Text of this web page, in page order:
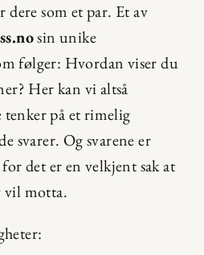
dere som et par. Et av
sin unike
følger: Hvordan viser du
Her kan vi altså
tenker på et rimelig
svarer. Og svarene er
det er en velkjent sak at
vil motta.